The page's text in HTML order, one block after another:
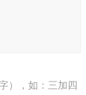
），如：三加四